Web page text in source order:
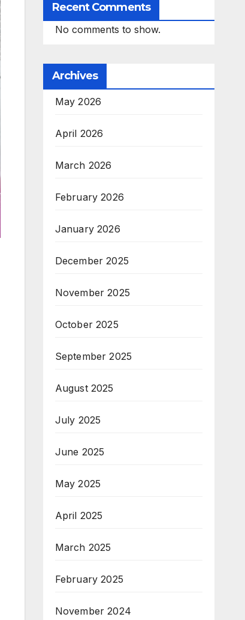
Recent Comments
No comments to show.
Archives
May 2026
April 2026
March 2026
February 2026
January 2026
December 2025
November 2025
October 2025
September 2025
August 2025
July 2025
June 2025
May 2025
April 2025
March 2025
February 2025
November 2024